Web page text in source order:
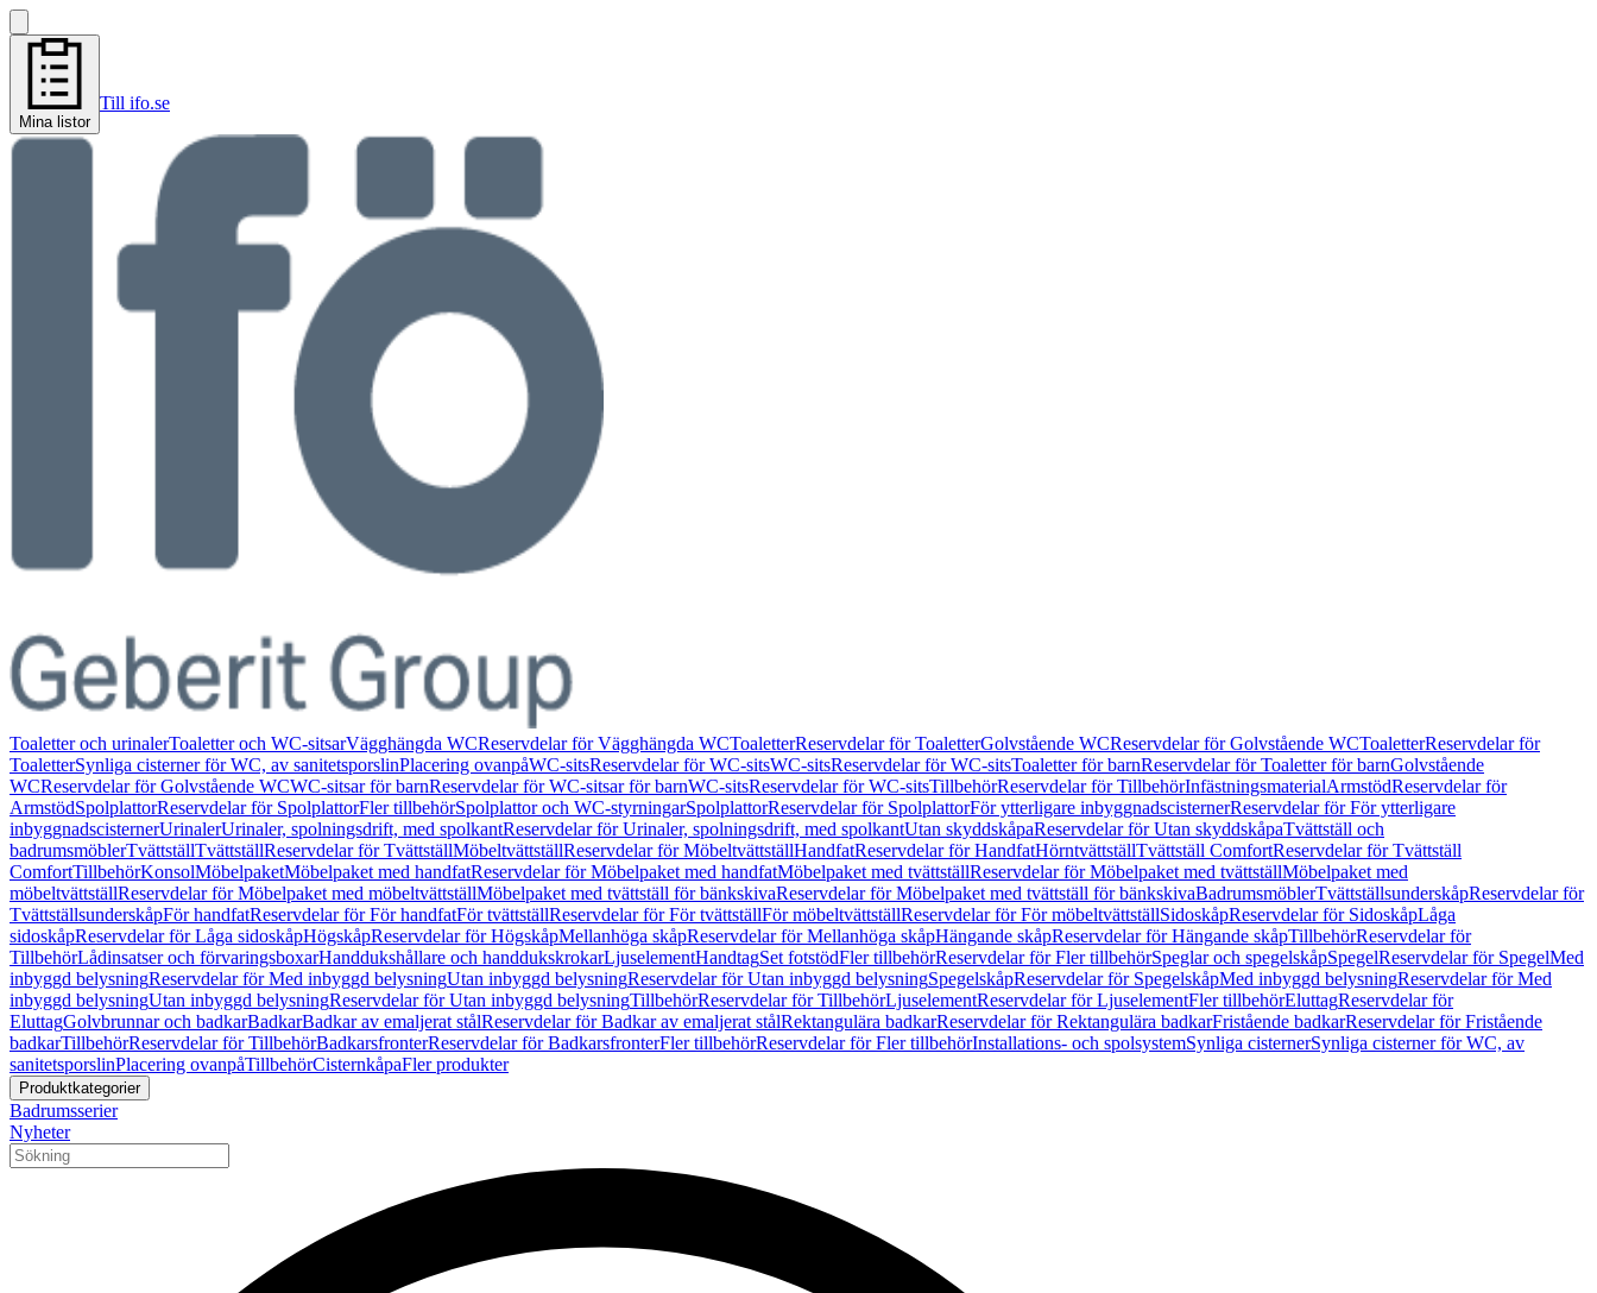
Mina listor
Till ifo.se
Toaletter och urinalerToaletter och WC-sitsarVägghängda WCReservdelar för Vägghängda WCToaletterReservdelar för ToaletterGolvstående WCReservdelar för Golvstående WCToaletterReservdelar för
ToaletterSynliga cisterner för WC, av sanitetsporslinPlacering ovanpåWC-sitsReservdelar för WC-sitsWC-sitsReservdelar för WC-sitsToaletter för barnReservdelar för Toaletter för barnGolvstående
WCReservdelar för Golvstående WCWC-sitsar för barnReservdelar för WC-sitsar för barnWC-sitsReservdelar för WC-sitsTillbehörReservdelar för TillbehörInfästningsmaterialArmstödReservdelar för
ArmstödSpolplattorReservdelar för SpolplattorFler tillbehörSpolplattor och WC-styrningarSpolplattorReservdelar för SpolplattorFör ytterligare inbyggnadscisternerReservdelar för För ytterligare
inbyggnadscisternerUrinalerUrinaler, spolningsdrift, med spolkantReservdelar för Urinaler, spolningsdrift, med spolkantUtan skyddskåpaReservdelar för Utan skyddskåpaTvättställ och
badrumsmöblerTvättställTvättställReservdelar för TvättställMöbeltvättställReservdelar för MöbeltvättställHandfatReservdelar för HandfatHörntvättställTvättställ ComfortReservdelar för Tvättställ
ComfortTillbehörKonsolMöbelpaketMöbelpaket med handfatReservdelar för Möbelpaket med handfatMöbelpaket med tvättställReservdelar för Möbelpaket med tvättställMöbelpaket med
möbeltvättställReservdelar för Möbelpaket med möbeltvättställMöbelpaket med tvättställ för bänkskivaReservdelar för Möbelpaket med tvättställ för bänkskivaBadrumsmöblerTvättställsunderskåpReservdelar för
TvättställsunderskåpFör handfatReservdelar för För handfatFör tvättställReservdelar för För tvättställFör möbeltvättställReservdelar för För möbeltvättställSidoskåpReservdelar för SidoskåpLåga
sidoskåpReservdelar för Låga sidoskåpHögskåpReservdelar för HögskåpMellanhöga skåpReservdelar för Mellanhöga skåpHängande skåpReservdelar för Hängande skåpTillbehörReservdelar för
TillbehörLådinsatser och förvaringsboxarHanddukshållare och handdukskrokarLjuselementHandtagSet fotstödFler tillbehörReservdelar för Fler tillbehörSpeglar och spegelskåpSpegelReservdelar för SpegelMed
inbyggd belysningReservdelar för Med inbyggd belysningUtan inbyggd belysningReservdelar för Utan inbyggd belysningSpegelskåpReservdelar för SpegelskåpMed inbyggd belysningReservdelar för Med
inbyggd belysningUtan inbyggd belysningReservdelar för Utan inbyggd belysningTillbehörReservdelar för TillbehörLjuselementReservdelar för LjuselementFler tillbehörEluttagReservdelar för
EluttagGolvbrunnar och badkarBadkarBadkar av emaljerat stålReservdelar för Badkar av emaljerat stålRektangulära badkarReservdelar för Rektangulära badkarFristående badkarReservdelar för Fristående
badkarTillbehörReservdelar för TillbehörBadkarsfronterReservdelar för BadkarsfronterFler tillbehörReservdelar för Fler tillbehörInstallations- och spolsystemSynliga cisternerSynliga cisterner för WC, av
sanitetsporslinPlacering ovanpåTillbehörCisternkåpaFler produkter
Produktkategorier
Badrumsserier
Nyheter